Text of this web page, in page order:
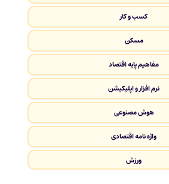
کسب و کار
مسکن
مفاهیم پایه اقتصاد
نرم افزار و اپلیکیشن
هوش مصنوعی
واژه نامه اقتصادی
ورزش